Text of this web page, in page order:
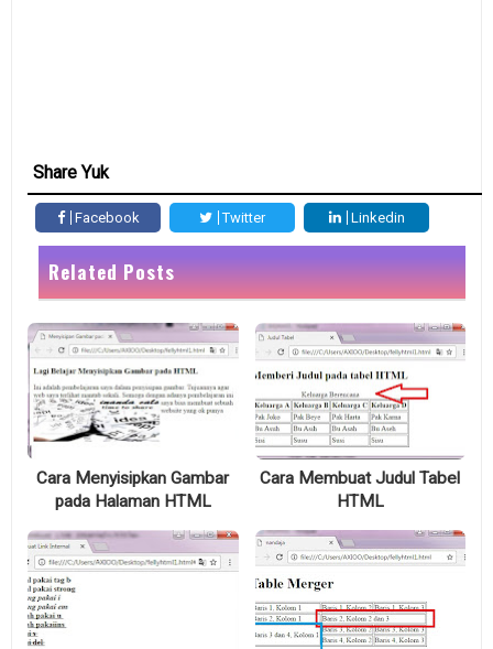
Share Yuk
Facebook Twitter Linkedin
Related Posts
Cara Menyisipkan Gambar
pada Halaman HTML
Cara Membuat Judul Tabel
HTML